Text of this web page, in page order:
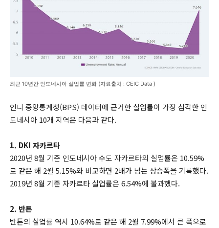
최근 10년간 인도네시아 실업률 변화 (자료출처 : CEIC Data )
인니 중앙통계청(BPS) 데이터에 근거한 실업률이 가장 심각한 인
도네시아 10개 지역은 다음과 같다.
1. DKI 자카르타
2020년 8월 기준 인도네시아 수도 자카르타의 실업률은 10.59%
로 같은 해 2월 5.15%와 비교하면 2배가 넘는 상승폭을 기록했다.
2019년 8월 기준 자카르타 실업률은 6.54%에 불과했다.
2. 반튼
반튼의 실업률 역시 10.64%로 같은 해 2월 7.99%에서 큰 폭으로